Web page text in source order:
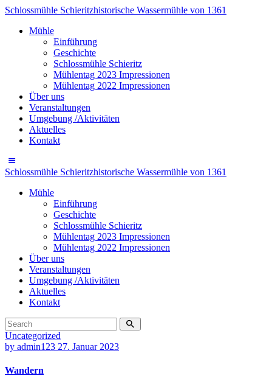
Schlossmühle Schieritzhistorische Wassermühle von 1361
Mühle
Einführung
Geschichte
Schlossmühle Schieritz
Mühlentag 2023 Impressionen
Mühlentag 2022 Impressionen
Über uns
Veranstaltungen
Umgebung /Aktivitäten
Aktuelles
Kontakt
Schlossmühle Schieritzhistorische Wassermühle von 1361
Mühle
Einführung
Geschichte
Schlossmühle Schieritz
Mühlentag 2023 Impressionen
Mühlentag 2022 Impressionen
Über uns
Veranstaltungen
Umgebung /Aktivitäten
Aktuelles
Kontakt
Uncategorized
by admin123 27. Januar 2023
Wandern